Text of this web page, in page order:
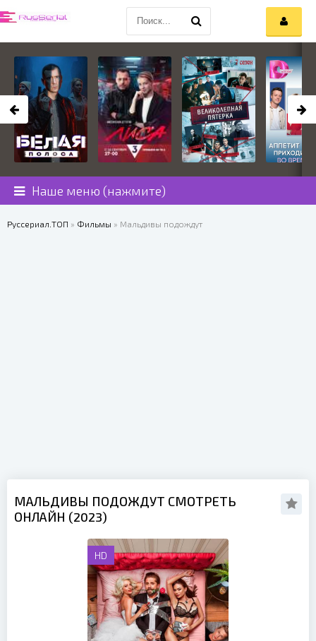
Наше меню (нажмите)
Руссериал.ТОП » Фильмы » Мальдивы подождут
МАЛЬДИВЫ ПОДОЖДУТ СМОТРЕТЬ
ОНЛАЙН (2023)
HD